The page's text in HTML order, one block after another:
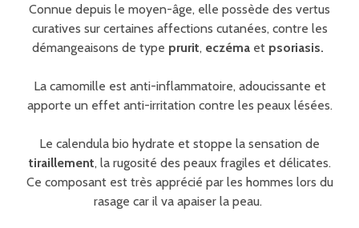
Connue depuis le moyen-âge, elle possède des vertus
curatives sur certaines affections cutanées, contre les
démangeaisons de type prurit, eczéma et psoriasis.
La camomille est anti-inflammatoire, adoucissante et
apporte un effet anti-irritation contre les peaux lésées.
Le calendula bio hydrate et stoppe la sensation de
tiraillement, la rugosité des peaux fragiles et délicates.
Ce composant est très apprécié par les hommes lors du
rasage car il va apaiser la peau.